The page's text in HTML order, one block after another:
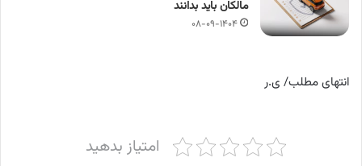
مالکان باید بدانند
۰۸-۰۹-۱۴۰۴
انتهای مطلب/ ی.ر
امتیاز بدهید